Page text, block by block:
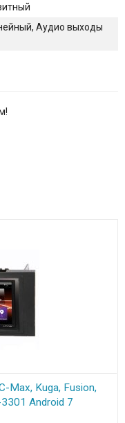
Аудио выходы
Max, Kuga, Fusion,
Android 7